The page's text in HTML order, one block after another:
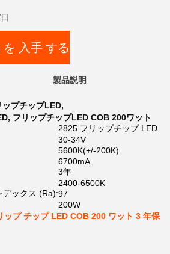
入手 する
製品説明
プチップLED,
, フリップチップLED COB 200ワット
2825 フリップチップ LED
30-34V
5600K(+/-200K)
6700mA
3年
2400-6500K
デックス (Ra):97
200W
プ チップ LED COB 200 ワット 3 年保